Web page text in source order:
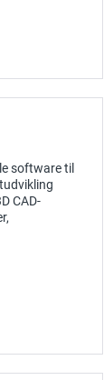
software til
CAD-